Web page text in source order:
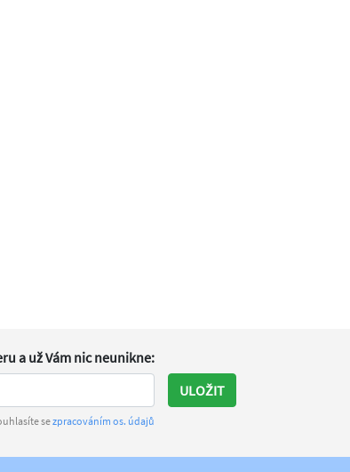
a už Vám nic neunikne:
sezpracováním os. údajů
ULOŽIT